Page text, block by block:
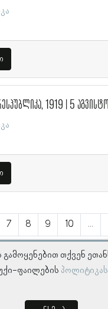
1919 | 5 აგვისტო
7 8 9 10 ...
გამოყენებით თქვენ
ფაილების